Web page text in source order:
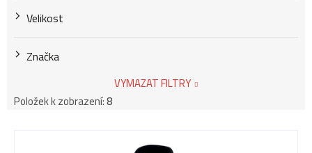
Velikost
Značka
VYMAZAT FILTRY
Položek k zobrazení:8